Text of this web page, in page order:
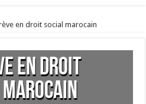
en droit social marocain
en droit